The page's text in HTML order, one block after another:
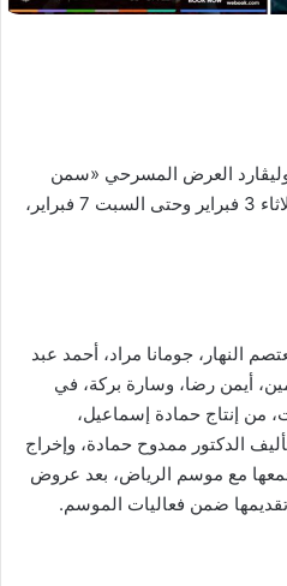
العرض المسرحي «سمن
على عسل» يوميًا اعتبارًا من الثلاثاء 3 فبراير وحتى السبت 7 فبراير،
النهار، جومانا مراد، أحمد عبد
أيمن رضا، وسارة بركة، في
من إنتاج حمادة إسماعيل،
الدكتور ممدوح حمادة، وإخراج
مع موسم الرياض، بعد عروض
ضمن فعاليات الموسم.